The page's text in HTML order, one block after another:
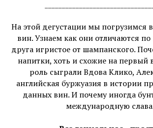
На этой дегустации мы погрузимся
вин. Узнаем как они отличаются по
друга игристое от шампанского.
напитки, хоть и схожие на первый
роль сыграли Вдова Клико,
английская буржуазия в истории
данных вин. И почему иногда
международную